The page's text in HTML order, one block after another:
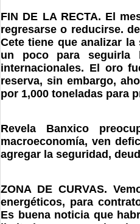
FIN DE LA RECTA. El
regresarse o reducirse.
Cete tiene que analizar
un poco para seguirla
internacionales. El oro
reserva, sin embargo,
por 1,000 toneladas para
Revela Banxico
macroeconomía, ven
agregar la seguridad,
ZONA DE CURVAS.
energéticos, para
Es buena noticia que